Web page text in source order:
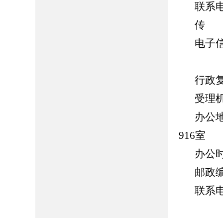
联系
传
电子
行政
受理
办公
916室
办公
邮政
联系